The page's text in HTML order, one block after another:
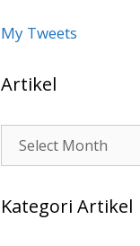
My Tweets
Artikel
Artikel
Kategori Artikel